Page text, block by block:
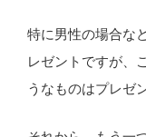
特に男性の場合な
レゼントですが、
うなものはプレゼ